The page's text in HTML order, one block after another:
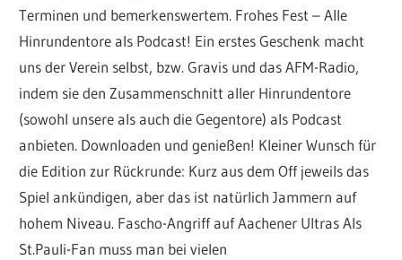
Terminen und bemerkenswertem. Frohes Fest – Alle
Hinrundentore als Podcast! Ein erstes Geschenk macht
uns der Verein selbst, bzw. Gravis und das AFM-Radio,
indem sie den Zusammenschnitt aller Hinrundentore
(sowohl unsere als auch die Gegentore) als Podcast
anbieten. Downloaden und genießen! Kleiner Wunsch für
die Edition zur Rückrunde: Kurz aus dem Off jeweils das
Spiel ankündigen, aber das ist natürlich Jammern auf
hohem Niveau. Fascho-Angriff auf Aachener Ultras Als
St.Pauli-Fan muss man bei vielen